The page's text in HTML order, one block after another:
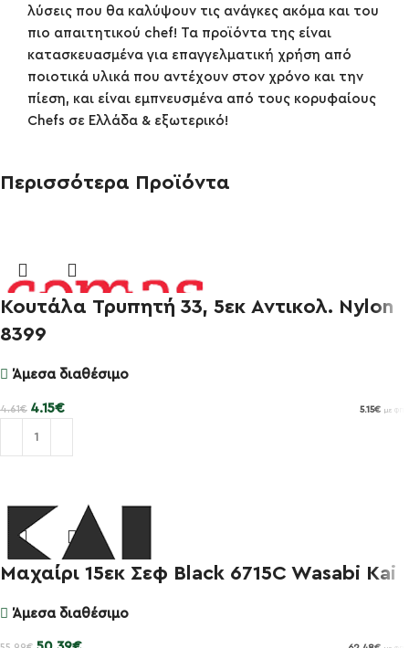
λύσεις που θα καλύψουν τις ανάγκες ακόμα και του
πιο απαιτητικού chef! Τα προϊόντα της είναι
κατασκευασμένα για επαγγελματική χρήση από
ποιοτικά υλικά που αντέχουν στον χρόνο και την
πίεση, και είναι εμπνευσμένα από τους κορυφαίους
Chefs σε Ελλάδα & εξωτερικό!
Περισσότερα Προϊόντα
-10%
Κουτάλα Τρυπητή 33, 5εκ Αντικολ. Nylon
8399
Άμεσα διαθέσιμο
4.61€ 4.15€ 5.15€ με ΦΠΑ
-10%
Μαχαίρι 15εκ Σεφ Black 6715C Wasabi Kai
Άμεσα διαθέσιμο